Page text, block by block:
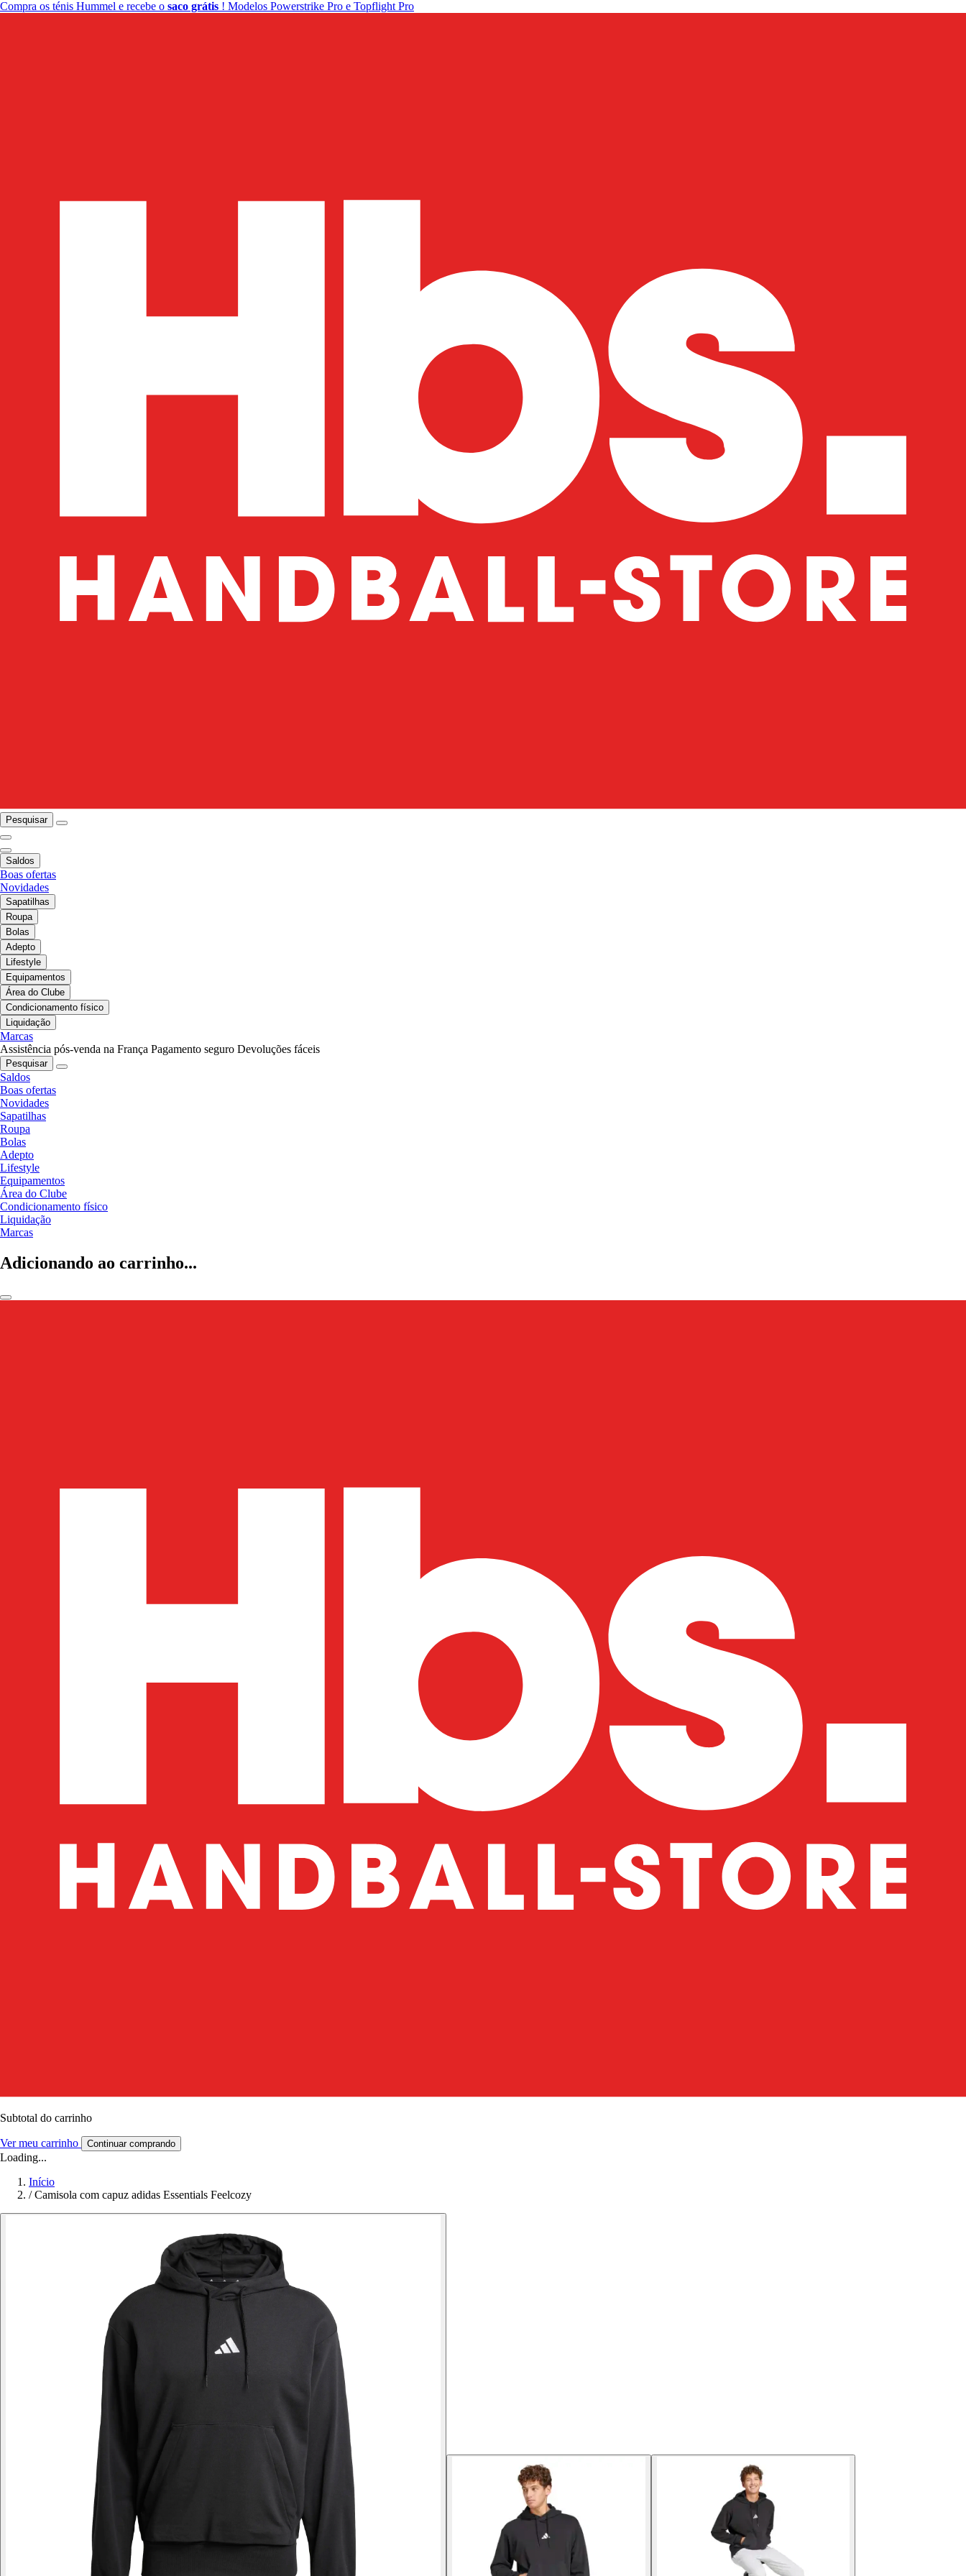
Compra os ténis Hummel e recebe o saco grátis ! Modelos Powerstrike Pro e Topflight Pro
Pesquisar
Saldos
Boas ofertas
Novidades
Sapatilhas
Roupa
Bolas
Adepto
Lifestyle
Equipamentos
Área do Clube
Condicionamento físico
Liquidação
Marcas
Assistência pós-venda na França Pagamento seguro Devoluções fáceis
Pesquisar
Saldos
Boas ofertas
Novidades
Sapatilhas
Roupa
Bolas
Adepto
Lifestyle
Equipamentos
Área do Clube
Condicionamento físico
Liquidação
Marcas
Adicionando ao carrinho...
Subtotal do carrinho
Ver meu carrinho Continuar comprando
Loading...
Início
/ Camisola com capuz adidas Essentials Feelcozy